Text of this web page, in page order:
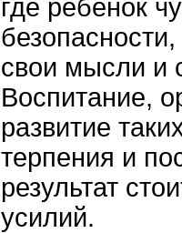
где ребенок
свои мысли и
Воспитание,
развитие
терпения и
результат
усилий.